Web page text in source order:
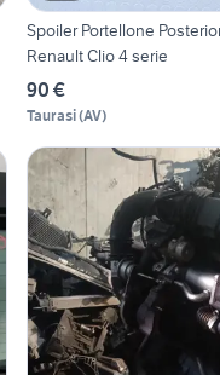
Spoiler Portellone
Renault Clio 4 serie
90 €
Taurasi(AV)